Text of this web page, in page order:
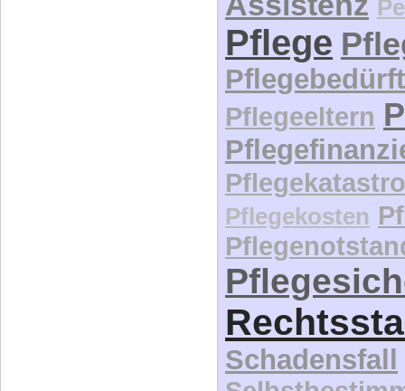
Pflege
Pflegeeltern
Pflegekosten
Schadensfall